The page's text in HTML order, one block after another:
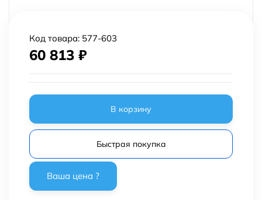
Код товара: 577-603
60 813 ₽
В корзину
Быстрая покупка